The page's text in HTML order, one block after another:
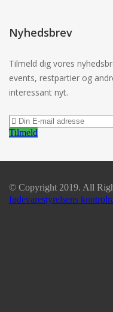
Nyhedsbrev
Tilmeld dig vores
events, restpartier og
interessant nyt.
Tilmeld
© Copyright 2019. All
fødevarestyrelsens